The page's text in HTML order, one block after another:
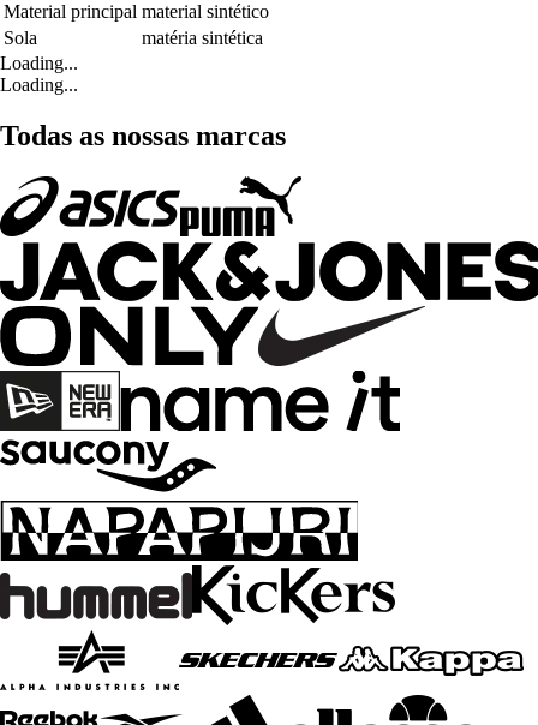
Material principal material sintético
Sola
matéria sintética
Loading...
Loading...
Todas as nossas marcas